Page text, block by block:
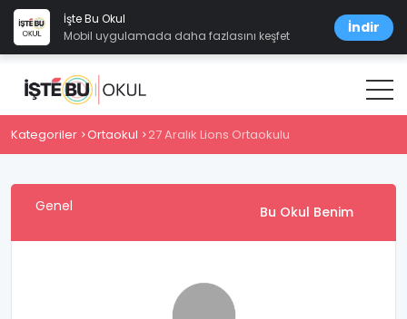
İşte Bu Okul
Mobil uygulamada daha fazlasını keşfet
İndir
Kategoriler Ortaokul 27 Aralık Lions Ortaokulu
Genel Bu Okul Benim